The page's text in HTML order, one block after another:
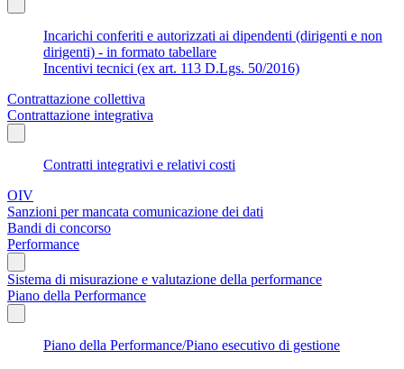
Incarichi conferiti e autorizzati ai dipendenti (dirigenti e non
dirigenti) - in formato tabellare
Incentivi tecnici (ex art. 113 D.Lgs. 50/2016)
Contrattazione collettiva
Contrattazione integrativa
Contratti integrativi e relativi costi
OIV
Sanzioni per mancata comunicazione dei dati
Bandi di concorso
Performance
Sistema di misurazione e valutazione della performance
Piano della Performance
Piano della Performance/Piano esecutivo di gestione